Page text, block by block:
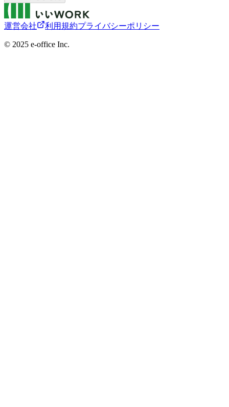
運営会社 利用規約プライバシーポリシー
©︎ 2025 e-office Inc.